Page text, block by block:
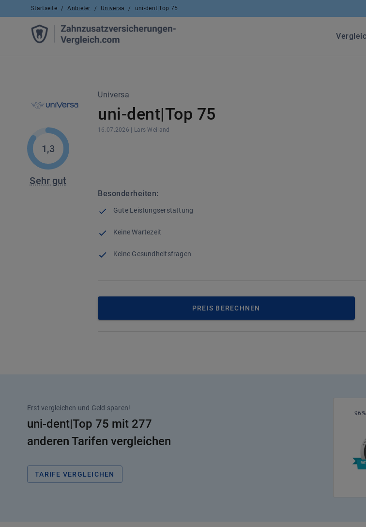
Startseite / Anbieter / Universa / uni-dent|Top 75
1,3
Sehr gut
Universa
uni-dent|Top 75
16.07.2026 Lars Weiland
Besonderheiten:
Gute Leistungserstattung
Keine Wartezeit
Keine Gesundheitsfragen
PREIS BERECHNEN
Erst vergleichen und Geld sparen!
uni-dent|Top 75 mit 277
anderen Tarifen vergleichen
TARIFE VERGLEICHEN